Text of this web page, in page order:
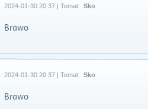
2024-01-30 20:37 | Temat: Sko
Brawo
2024-01-30 20:37 | Temat: Sko
Brawo